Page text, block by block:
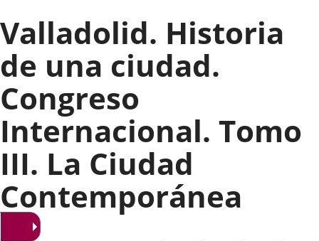
Valladolid
Valladolid. Historia
de una ciudad.
Congreso
Internacional. Tomo
III. La Ciudad
Contemporánea